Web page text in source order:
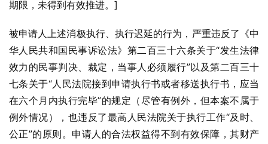
期限，未得到有效推进。]
被申请人上述消极执行、执行迟延的行为，严重违反了《中
华人民共和国民事诉讼法》第二百三十六条关于“发生法律
效力的民事判决、裁定，当事人必须履行”以及第二百三十
七条关于“人民法院接到申请执行书或者移送执行书，应当
在六个月内执行完毕”的规定（尽管有例外，但本案不属于
例外情况），也违反了最高人民法院关于执行工作“及时、
公正”的原则。申请人的合法权益得不到有效保障，其财产